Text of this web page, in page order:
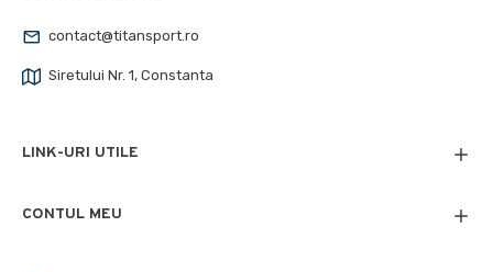
contact@titansport.ro
Siretului Nr. 1, Constanta
LINK-URI UTILE
CONTUL MEU